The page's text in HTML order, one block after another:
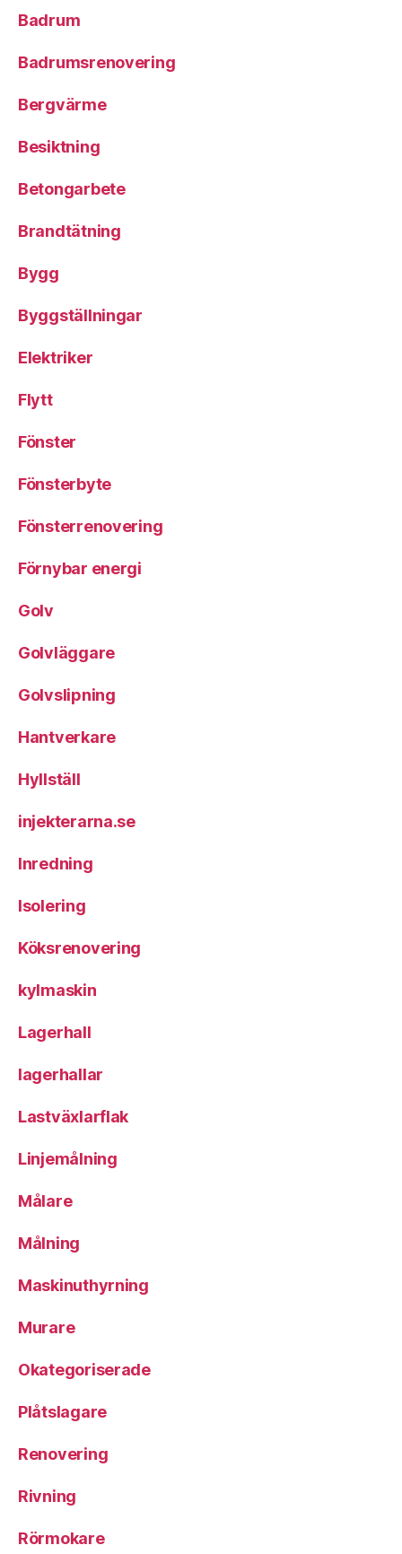
Badrum
Badrumsrenovering
Bergvärme
Besiktning
Betongarbete
Brandtätning
Bygg
Byggställningar
Elektriker
Flytt
Fönster
Fönsterbyte
Fönsterrenovering
Förnybar energi
Golv
Golvläggare
Golvslipning
Hantverkare
Hyllställ
injekterarna.se
Inredning
Isolering
Köksrenovering
kylmaskin
Lagerhall
lagerhallar
Lastväxlarflak
Linjemålning
Målare
Målning
Maskinuthyrning
Murare
Okategoriserade
Plåtslagare
Renovering
Rivning
Rörmokare